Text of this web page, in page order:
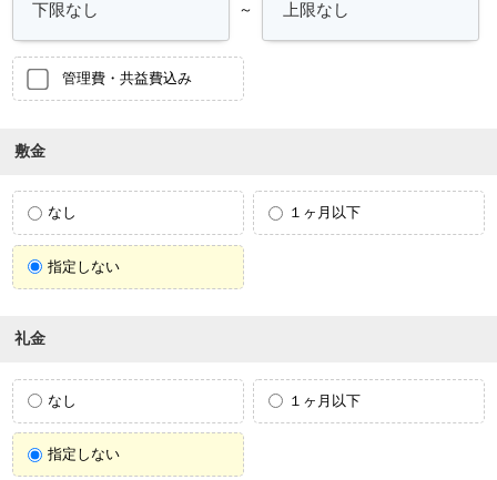
～
管理費・共益費込み
敷金
なし １ヶ月以下
指定しない
礼金
なし １ヶ月以下
指定しない